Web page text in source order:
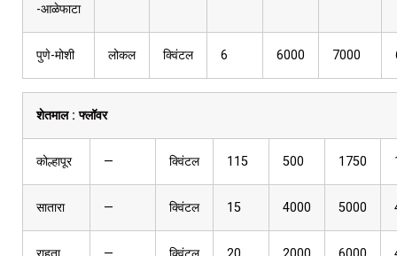
-आळेफाटा
पुणे-मोशी लोकल क्विंटल 6 6000 7000
शेतमाल :फ्लॉवर
कोल्हापूर — क्विंटल 115 500 1750
सातारा — क्विंटल 15 4000 5000